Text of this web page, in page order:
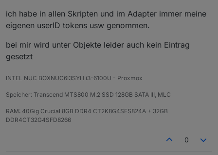
ich habe in allen Skripten und im Adapter immer meine
eigenen userID tokens usw genommen.
bei mir wird unter Objekte leider auch kein Eintrag
gesetzt
INTEL NUC BOXNUC6I3SYH i3-6100U - Proxmox
Speicher: Transcend MTS800 M.2 SSD 128GB SATA III, MLC
RAM: 40Gig Crucial 8GB DDR4 CT2K8G4SFS824A + 32GB
DDR4CT32G4SFD8266
0